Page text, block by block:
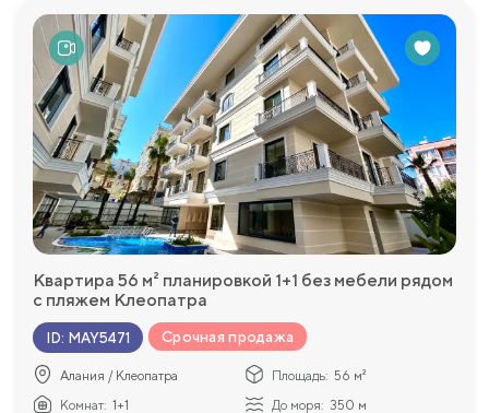
Квартира 56 м² планировкой 1+1 без мебели рядом
с пляжем Клеопатра
ID: MAY5471 Срочная продажа
Алания / Клеопатра Площадь: 56 м²
Комнат: 1+1 До моря: 350 м